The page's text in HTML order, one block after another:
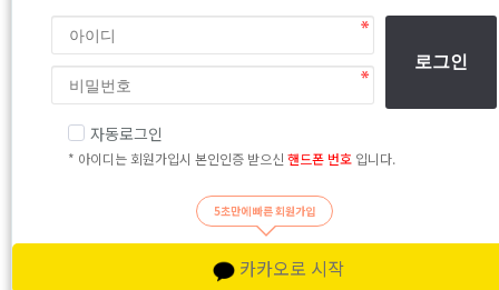
로그인
자동로그인
* 아이디는 회원가입시 본인인증 받으신 핸드폰 번호 입니다.
카카오로 시작
5초만에 빠른 회원가입